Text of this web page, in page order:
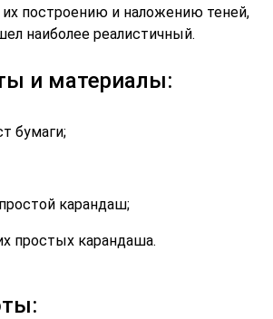
построению и наложению теней,
наиболее реалистичный.
и материалы:
бумаги;
карандаш;
простых карандаша.